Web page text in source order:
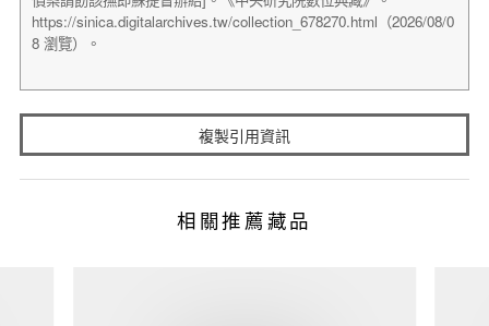
複製引用資訊
相關推薦藏品